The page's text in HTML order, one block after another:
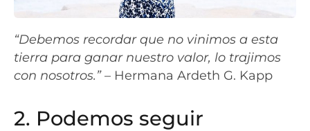
“Debemos recordar que no vinimos a esta
tierra para ganar nuestro valor, lo trajimos
con nosotros.”– Hermana Ardeth G. Kapp
2. Podemos seguir